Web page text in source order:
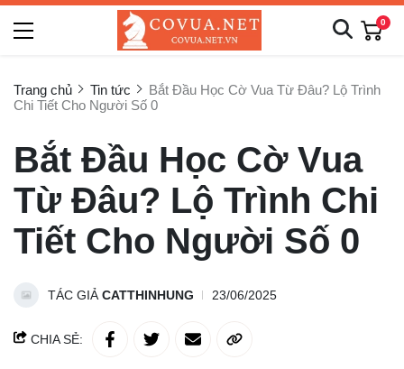
0
Trang chủ Tin tức
Bắt Đầu Học Cờ Vua Từ Đâu? Lộ Trình
Chi Tiết Cho Người Số 0
Bắt Đầu Học Cờ Vua
Từ Đâu? Lộ Trình Chi
Tiết Cho Người Số 0
TÁC GIẢCATTHINHUNG 23/06/2025
CHIA SẺ: